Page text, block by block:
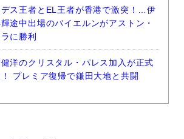
デス王者とEL王者が香港で激突！…伊
途中出場のバイエルンがアストン・
に勝利
洋のクリスタル・パレス加入が正式
プレミア復帰で鎌田大地と共闘